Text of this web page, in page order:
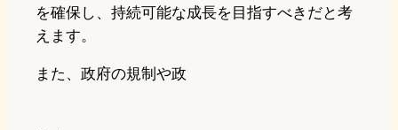
を確保し、持続可能な成長を目指すべきだと考
えます。
また、政府の規制や政